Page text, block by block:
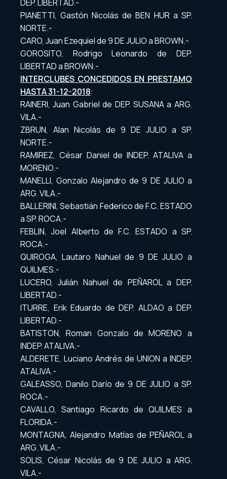
DEP. LIBERTAD.-
PIANETTI, Gastón Nicolás de BEN HUR a SP.
NORTE.-
CARO, Juan Ezequiel de 9 DE JULIO a BROWN.-
GOROSITO, Rodrigo Leonardo de DEP.
LIBERTAD a BROWN.-
INTERCLUBES CONCEDIDOS EN PRESTAMO
HASTA 31-12-2018:
RAINERI, Juan Gabriel de DEP. SUSANA a ARG.
VILA.-
ZBRUN, Alan Nicolás de 9 DE JULIO a SP.
NORTE.-
RAMIREZ, César Daniel de INDEP. ATALIVA a
MORENO.-
MANELLI, Gonzalo Alejandro de 9 DE JULIO a
ARG. VILA.-
BALLERINI, Sebastián Federico de F.C. ESTADO
a SP. ROCA.-
FEBLIN, Joel Alberto de F.C. ESTADO a SP.
ROCA.-
QUIROGA, Lautaro Nahuel de 9 DE JULIO a
QUILMES.-
LUCERO, Julián Nahuel de PEÑAROL a DEP.
LIBERTAD.-
ITURRE, Erik Eduardo de DEP. ALDAO a DEP.
LIBERTAD.-
BATISTON, Roman Gonzalo de MORENO a
INDEP. ATALIVA.-
ALDERETE, Luciano Andrés de UNION a INDEP.
ATALIVA.-
GALEASSO, Danilo Darío de 9 DE JULIO a SP.
ROCA.-
CAVALLO, Santiago Ricardo de QUILMES a
FLORIDA.-
MONTAGNA, Alejandro Matías de PEÑAROL a
ARG. VILA.-
SOLIS, César Nicolás de 9 DE JULIO a ARG.
VILA.-